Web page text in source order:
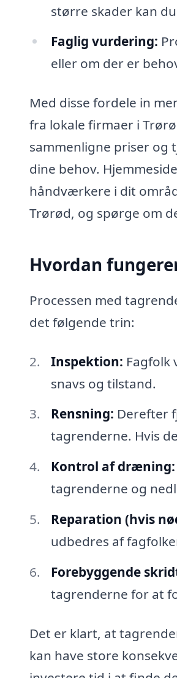
større skader kan
Faglig vurdering:
eller om der er
Med disse fordele in
fra lokale firmaer i
sammenligne priser og
dine behov.
håndværkere i dit
Trørød, og spørge om
Hvordan
Processen med
det følgende trin:
Inspektion: Fagfolk
snavs og tilstand.
Rensning: Derefter
tagrenderne. Hvis
Kontrol af dræning:
tagrenderne og
Reparation (hvis
udbedres af
Forebyggende
tagrenderne for at
Det er klart, at
kan have store